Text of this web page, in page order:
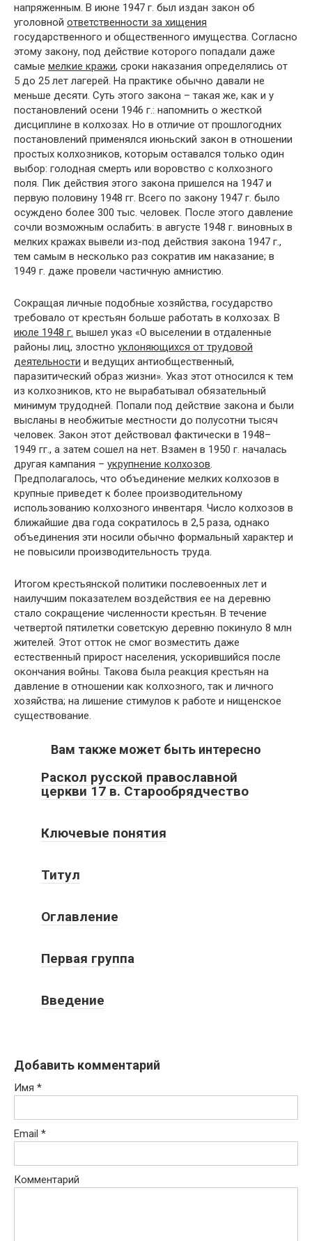
напряженным. В июне 1947 г. был издан закон об
уголовной ответственности за хищения
государственного и общественного имущества. Согласно
этому закону, под действие которого попадали даже
самые мелкие кражи, сроки наказания определялись от
5 до 25 лет лагерей. На практике обычно давали не
меньше десяти. Суть этого закона – такая же, как и у
постановлений осени 1946 г.: напомнить о жесткой
дисциплине в колхозах. Но в отличие от прошлогодних
постановлений применялся июньский закон в отношении
простых колхозников, которым оставался только один
выбор: голодная смерть или воровство с колхозного
поля. Пик действия этого закона пришелся на 1947 и
первую половину 1948 гг. Всего по закону 1947 г. было
осуждено более 300 тыс. человек. После этого давление
сочли возможным ослабить: в августе 1948 г. виновных в
мелких кражах вывели из-под действия закона 1947 г.,
тем самым в несколько раз сократив им наказание; в
1949 г. даже провели частичную амнистию.
Сокращая личные подобные хозяйства, государство
требовало от крестьян больше работать в колхозах. В
июле 1948 г. вышел указ «О выселении в отдаленные
районы лиц, злостно уклоняющихся от трудовой
деятельности и ведущих антиобщественный,
паразитический образ жизни». Указ этот относился к тем
из колхозников, кто не вырабатывал обязательный
минимум трудодней. Попали под действие закона и были
высланы в необжитые местности до полусотни тысяч
человек. Закон этот действовал фактически в 1948–
1949 гг., а затем сошел на нет. Взамен в 1950 г. началась
другая кампания – укрупнение колхозов.
Предполагалось, что объединение мелких колхозов в
крупные приведет к более производительному
использованию колхозного инвентаря. Число колхозов в
ближайшие два года сократилось в 2,5 раза, однако
объединения эти носили обычно формальный характер и
не повысили производительность труда.
Итогом крестьянской политики послевоенных лет и
наилучшим показателем воздействия ее на деревню
стало сокращение численности крестьян. В течение
четвертой пятилетки советскую деревню покинуло 8 млн
жителей. Этот отток не смог возместить даже
естественный прирост населения, ускорившийся после
окончания войны. Такова была реакция крестьян на
давление в отношении как колхозного, так и личного
хозяйства; на лишение стимулов к работе и нищенское
существование.
Вам также может быть интересно
Раскол русской православной
церкви 17 в. Старообрядчество
Ключевые понятия
Титул
Оглавление
Первая группа
Введение
Добавить комментарий
Имя *
Email *
Комментарий